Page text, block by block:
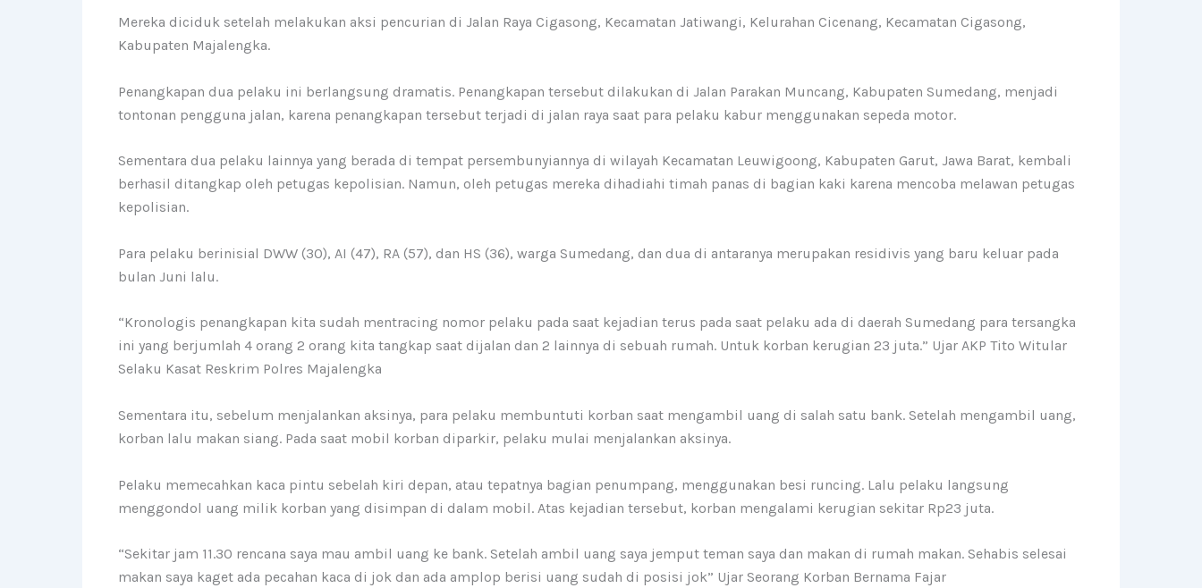
Mereka diciduk setelah melakukan aksi pencurian di Jalan Raya Cigasong, Kecamatan Jatiwangi, Kelurahan Cicenang, Kecamatan Cigasong,
Kabupaten Majalengka.
Penangkapan dua pelaku ini berlangsung dramatis. Penangkapan tersebut dilakukan di Jalan Parakan Muncang, Kabupaten Sumedang, menjadi
tontonan pengguna jalan, karena penangkapan tersebut terjadi di jalan raya saat para pelaku kabur menggunakan sepeda motor.
Sementara dua pelaku lainnya yang berada di tempat persembunyiannya di wilayah Kecamatan Leuwigoong, Kabupaten Garut, Jawa Barat, kembali
berhasil ditangkap oleh petugas kepolisian. Namun, oleh petugas mereka dihadiahi timah panas di bagian kaki karena mencoba melawan petugas
kepolisian.
Para pelaku berinisial DWW (30), AI (47), RA (57), dan HS (36), warga Sumedang, dan dua di antaranya merupakan residivis yang baru keluar pada
bulan Juni lalu.
“Kronologis penangkapan kita sudah mentracing nomor pelaku pada saat kejadian terus pada saat pelaku ada di daerah Sumedang para tersangka
ini yang berjumlah 4 orang 2 orang kita tangkap saat dijalan dan 2 lainnya di sebuah rumah. Untuk korban kerugian 23 juta.” Ujar AKP Tito Witular
Selaku Kasat Reskrim Polres Majalengka
Sementara itu, sebelum menjalankan aksinya, para pelaku membuntuti korban saat mengambil uang di salah satu bank. Setelah mengambil uang,
korban lalu makan siang. Pada saat mobil korban diparkir, pelaku mulai menjalankan aksinya.
Pelaku memecahkan kaca pintu sebelah kiri depan, atau tepatnya bagian penumpang, menggunakan besi runcing. Lalu pelaku langsung
menggondol uang milik korban yang disimpan di dalam mobil. Atas kejadian tersebut, korban mengalami kerugian sekitar Rp23 juta.
“Sekitar jam 11.30 rencana saya mau ambil uang ke bank. Setelah ambil uang saya jemput teman saya dan makan di rumah makan. Sehabis selesai
makan saya kaget ada pecahan kaca di jok dan ada amplop berisi uang sudah di posisi jok” Ujar Seorang Korban Bernama Fajar